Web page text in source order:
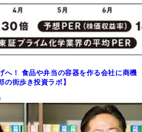
へ！ 食品や弁当の容器を作る会社に商機
の街歩き投資ラボ】